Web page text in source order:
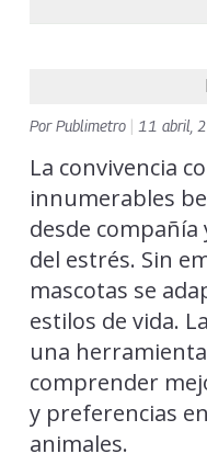
PorPublimetro 11 abril,
La convivencia
innumerables
desde
del estrés. Sin
mascotas se
estilos de vida.
una
comprender
y preferencias
animales.